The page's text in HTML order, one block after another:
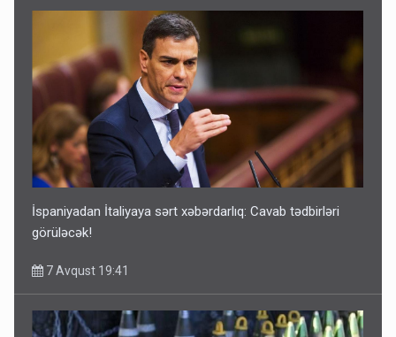
İspaniyadan İtaliyaya sərt xəbərdarlıq: Cavab tədbirləri
görüləcək!
7 Avqust 19:41